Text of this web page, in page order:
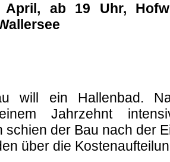
April, ab 19 Uhr,
will ein Hallenbad.
Jahrzehnt
schien der Bau nach der
über die